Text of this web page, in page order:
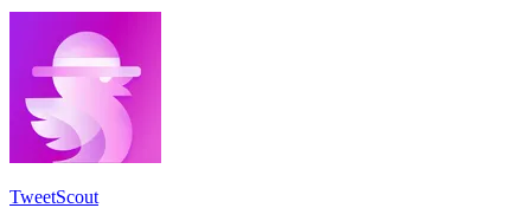
TweetScout